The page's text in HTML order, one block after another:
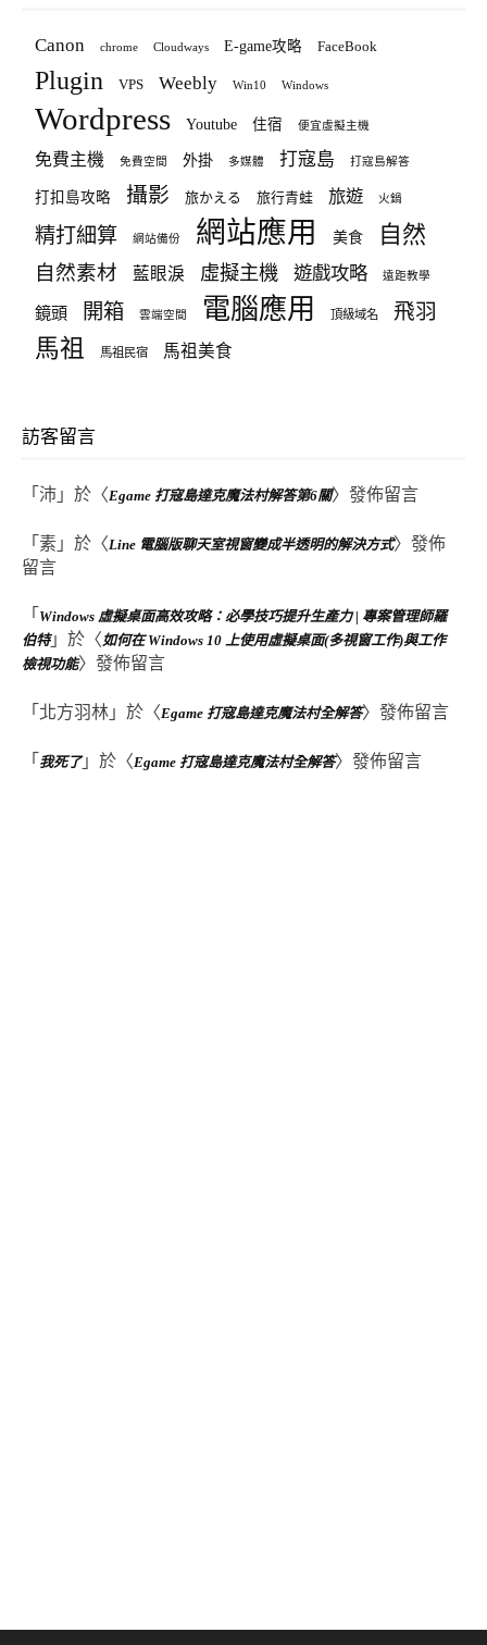
Canon chrome Cloudways E-game攻略 FaceBook
Plugin VPS Weebly Win10 Windows
Wordpress Youtube 住宿 便宜虛擬主機
免費主機 免費空間 外掛 多媒體 打寇島 打寇島解答
打扣島攻略 攝影 旅かえる 旅行青蛙 旅遊 火鍋
精打細算 網站備份 網站應用 美食 自然
自然素材 藍眼淚 虛擬主機 遊戲攻略 遠距教學
鏡頭 開箱 雲端空間 電腦應用 頂級域名 飛羽
馬祖 馬祖民宿 馬祖美食
訪客留言
「 沛 」於〈Egame 打寇島達克魔法村解答第6關〉發佈留言
「 素 」於〈Line 電腦版聊天室視窗變成半透明的解決方式〉發佈
留言
「 Windows 虛擬桌面高效攻略：必學技巧提升生產力 | 專案管理師羅
伯特」於〈如何在 Windows 10 上使用虛擬桌面(多視窗工作)與工作
檢視功能〉發佈留言
「 北方羽林 」於〈Egame 打寇島達克魔法村全解答〉發佈留言
「 我死了」於〈Egame 打寇島達克魔法村全解答〉發佈留言